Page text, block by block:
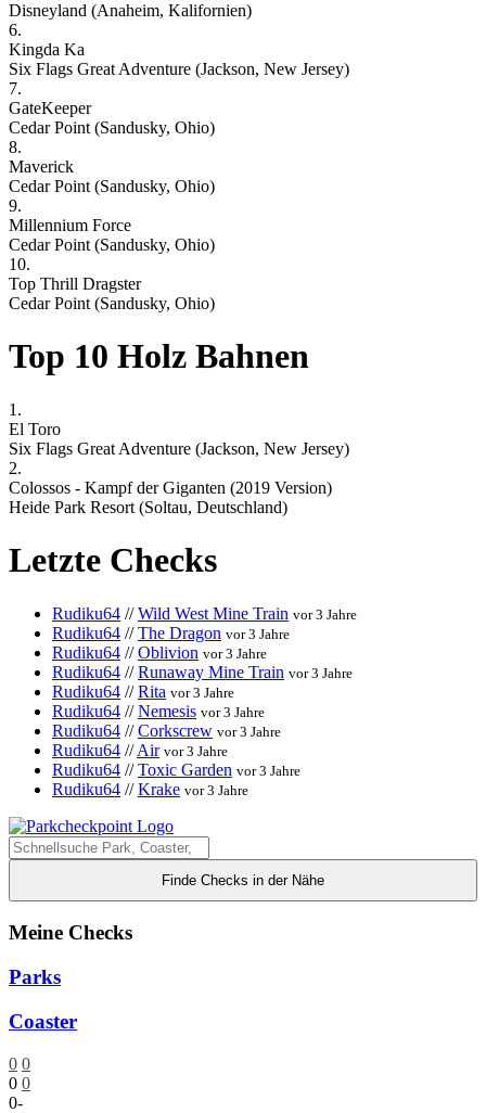
Disneyland (Anaheim, Kalifornien)
6.
Kingda Ka
Six Flags Great Adventure (Jackson, New Jersey)
7.
GateKeeper
Cedar Point (Sandusky, Ohio)
8.
Maverick
Cedar Point (Sandusky, Ohio)
9.
Millennium Force
Cedar Point (Sandusky, Ohio)
10.
Top Thrill Dragster
Cedar Point (Sandusky, Ohio)
Top 10 Holz Bahnen
1.
El Toro
Six Flags Great Adventure (Jackson, New Jersey)
2.
Colossos - Kampf der Giganten (2019 Version)
Heide Park Resort (Soltau, Deutschland)
Letzte Checks
Rudiku64 //Wild West Mine Train vor 3 Jahre
Rudiku64 //The Dragon vor 3 Jahre
Rudiku64 //Oblivion vor 3 Jahre
Rudiku64 //Runaway Mine Train vor 3 Jahre
Rudiku64 //Rita vor 3 Jahre
Rudiku64 //Nemesis vor 3 Jahre
Rudiku64 //Corkscrew vor 3 Jahre
Rudiku64 //Air vor 3 Jahre
Rudiku64 //Toxic Garden vor 3 Jahre
Rudiku64 //Krake vor 3 Jahre
Finde Checks in der Nähe
Meine Checks
Parks
Coaster
0 0
0 0
0-